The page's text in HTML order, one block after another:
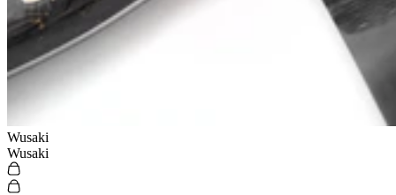
Wusaki
Wusaki